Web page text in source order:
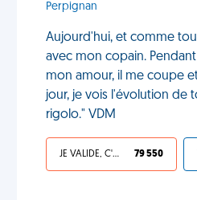
Perpignan
Aujourd'hui, et comme
avec mon copain.
mon amour, il me coupe
jour, je vois l'évolution de
rigolo." VDM
JE VALIDE, C'EST UNE VDM 79 550